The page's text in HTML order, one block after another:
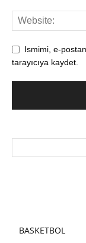
Ismimi, e-
tarayıcıya kaydet.
BASKETBOL